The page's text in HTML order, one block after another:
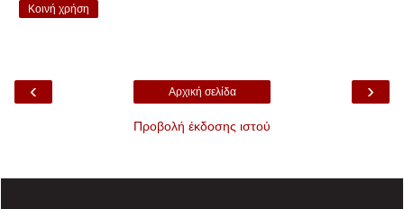
Κοινή χρήση
‹ ›
Αρχική σελίδα
Προβολή έκδοσης ιστού